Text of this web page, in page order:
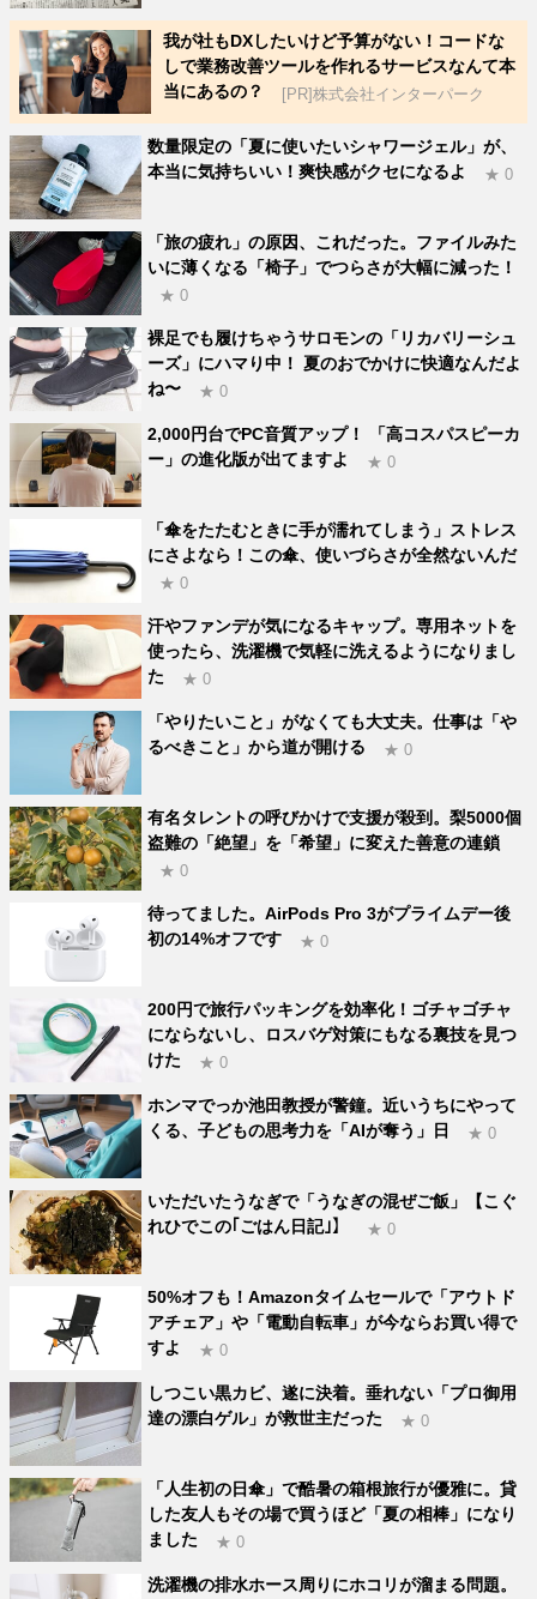
我が社もDXしたいけど予算がない！コードな
しで業務改善ツールを作れるサービスなんて本
当にあるの？
[PR]株式会社インターパーク
数量限定の「夏に使いたいシャワージェル」が、
本当に気持ちいい！爽快感がクセになるよ
★ 0
「旅の疲れ」の原因、これだった。ファイルみた
いに薄くなる「椅子」でつらさが大幅に減った！
★ 0
裸足でも履けちゃうサロモンの「リカバリーシュ
ーズ」にハマり中！ 夏のおでかけに快適なんだよ
ね〜
★ 0
2,000円台でPC音質アップ！ 「高コスパスピーカ
ー」の進化版が出てますよ
★ 0
「傘をたたむときに手が濡れてしまう」ストレス
にさよなら！この傘、使いづらさが全然ないんだ
★ 0
汗やファンデが気になるキャップ。専用ネットを
使ったら、洗濯機で気軽に洗えるようになりまし
た
★ 0
「やりたいこと」がなくても大丈夫。仕事は「や
るべきこと」から道が開ける
★ 0
有名タレントの呼びかけで支援が殺到。梨5000個
盗難の「絶望」を「希望」に変えた善意の連鎖
★ 0
待ってました。AirPods Pro 3がプライムデー後
初の14%オフです
★ 0
200円で旅行パッキングを効率化！ゴチャゴチャ
にならないし、ロスバゲ対策にもなる裏技を見つ
けた
★ 0
ホンマでっか池田教授が警鐘。近いうちにやって
くる、子どもの思考力を「AIが奪う」日
★ 0
いただいたうなぎで「うなぎの混ぜご飯」【こぐ
れひでこの｢ごはん日記｣】
★ 0
50%オフも！Amazonタイムセールで「アウトド
アチェア」や「電動自転車」が今ならお買い得で
すよ
★ 0
しつこい黒カビ、遂に決着。垂れない「プロ御用
達の漂白ゲル」が救世主だった
★ 0
「人生初の日傘」で酷暑の箱根旅行が優雅に。貸
した友人もその場で買うほど「夏の相棒」になり
ました
★ 0
洗濯機の排水ホース周りにホコリが溜まる問題。